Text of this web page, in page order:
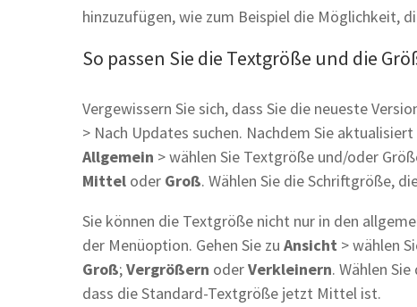
hinzuzufügen, wie zum Beispiel die Möglichkeit,
So passen Sie die Textgröße und die
Vergewissern Sie sich, dass Sie die neueste
> Nach Updates suchen. Nachdem Sie
Allgemein > wählen Sie Textgröße und/oder
Mittel oder Groß. Wählen Sie die Schriftgröße,
Sie können die Textgröße nicht nur in den
der Menüoption. Gehen Sie zu Ansicht > wählen
Groß;Vergrößern oderVerkleinern. Wählen
dass die Standard-Textgröße jetzt Mittel ist.